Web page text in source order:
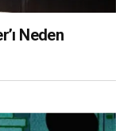
Neden